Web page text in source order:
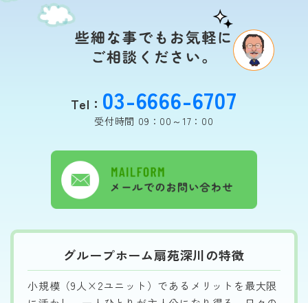
Tel： 03-6666-6707
受付時間 09：00～17：00
グループホーム扇苑深川の特徴
小規模（9人×2ユニット）であるメリットを最大限